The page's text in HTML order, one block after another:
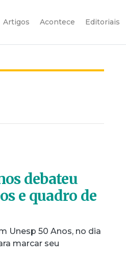
Artigos Acontece Editoriais
debateu
e quadro de
Unesp 50 Anos, no dia
marcar seu